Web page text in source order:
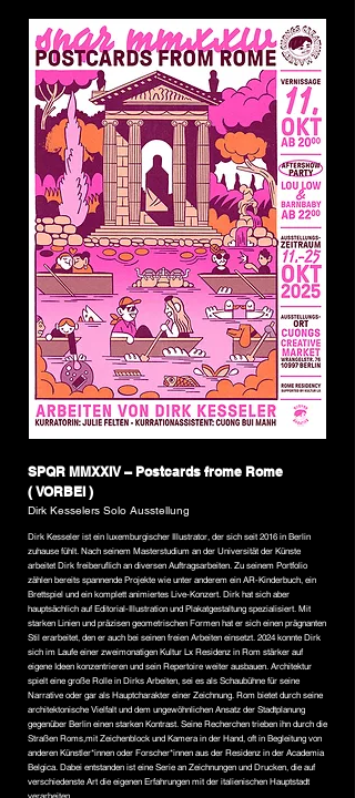
SPQR MMXXIV – Postcards frome Rome
( VORBEI )
Dirk Kesselers Solo Ausstellung
Dirk Kesseler ist ein luxemburgischer Illustrator, der sich seit 2016 in Berlin
zuhause fühlt. Nach seinem Masterstudium an der Universität der Künste
arbeitet Dirk freiberuflich an diversen Auftragsarbeiten. Zu seinem Portfolio
zählen bereits spannende Projekte wie unter anderem ein AR-Kinderbuch, ein
Brettspiel und ein komplett animiertes Live-Konzert. Dirk hat sich aber
hauptsächlich auf Editorial-Illustration und Plakatgestaltung spezialisiert. Mit
starken Linien und präzisen geometrischen Formen hat er sich einen prägnanten
Stil erarbeitet, den er auch bei seinen freien Arbeiten einsetzt. 2024 konnte Dirk
sich im Laufe einer zweimonatigen Kultur Lx Residenz in Rom stärker auf
eigene Ideen konzentrieren und sein Repertoire weiter ausbauen. Architektur
spielt eine große Rolle in Dirks Arbeiten, sei es als Schaubühne für seine
Narrative oder gar als Hauptcharakter einer Zeichnung. Rom bietet durch seine
architektonische Vielfalt und dem ungewöhnlichen Ansatz der Stadtplanung
gegenüber Berlin einen starken Kontrast. Seine Recherchen trieben ihn durch die
Straßen Roms,mit Zeichenblock und Kamera in der Hand, oft in Begleitung von
anderen Künstler*innen oder Forscher*innen aus der Residenz in der Academia
Belgica. Dabei entstanden ist eine Serie an Zeichnungen und Drucken, die auf
verschiedenste Art die eigenen Erfahrungen mit der italienischen Hauptstadt